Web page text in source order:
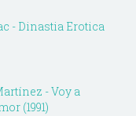
- Dinastia Erotica
- Voy a
(1991)